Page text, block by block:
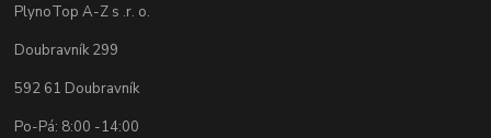
PlynoTop A-Z s .r. o.
Doubravník 299
592 61 Doubravník
Po-Pá: 8:00 -14:00